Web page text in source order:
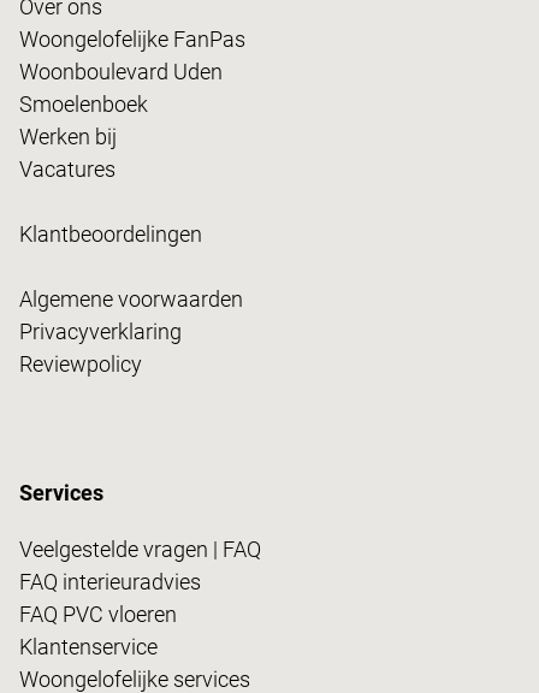
Over ons
Woongelofelijke FanPas
Woonboulevard Uden
Smoelenboek
Werken bij
Vacatures
Klantbeoordelingen
Algemene voorwaarden
Privacyverklaring
Reviewpolicy
Services
Veelgestelde vragen | FAQ
FAQ interieuradvies
FAQ PVC vloeren
Klantenservice
Woongelofelijke services